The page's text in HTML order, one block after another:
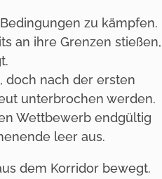
zu kämpfen.
an ihre Grenzen stießen,
doch nach der ersten
unterbrochen werden.
Wettbewerb endgültig
leer aus.
dem Korridor bewegt.